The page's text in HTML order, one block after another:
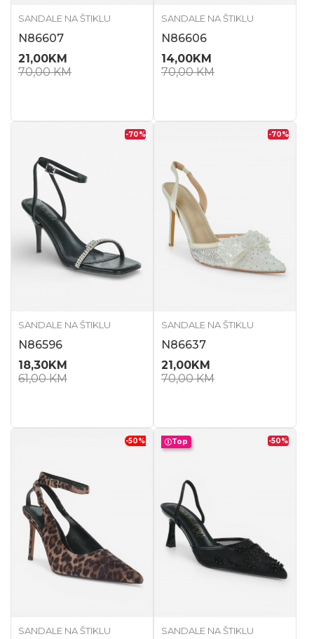
SANDALE NA ŠTIKLU
N86607
21,00KM
70,00KM
SANDALE NA ŠTIKLU
N86606
14,00KM
70,00KM
-70%
SANDALE NA ŠTIKLU
N86596
18,30KM
61,00KM
-70%
SANDALE NA ŠTIKLU
N86637
21,00KM
70,00KM
-50%
SANDALE NA ŠTIKLU
Top -50%
SANDALE NA ŠTIKLU